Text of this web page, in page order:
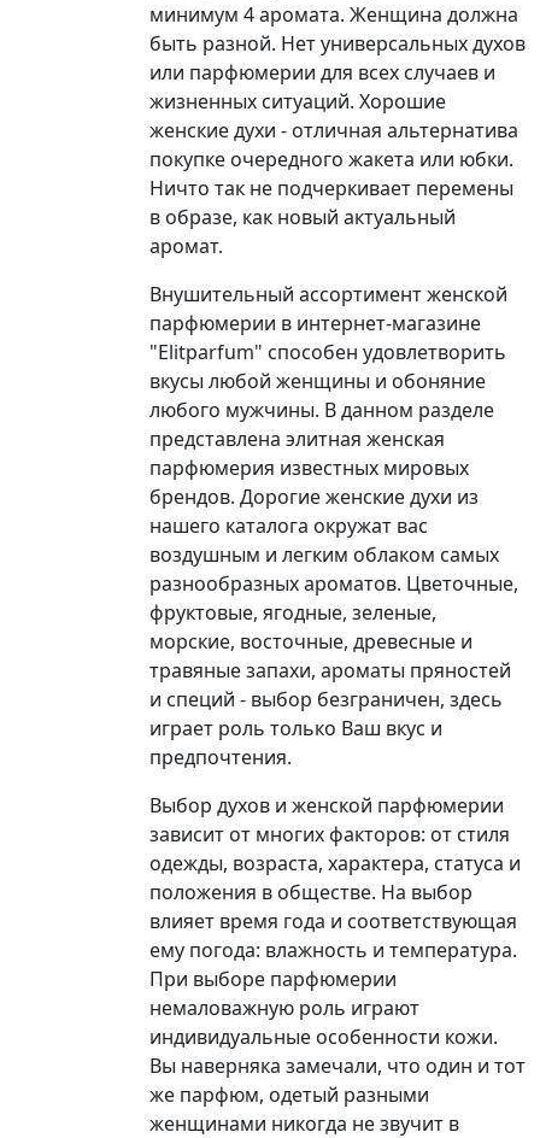
минимум 4 аромата. Женщина должна
быть разной. Нет универсальных духов
или парфюмерии для всех случаев и
жизненных ситуаций. Хорошие
женские духи - отличная альтернатива
покупке очередного жакета или юбки.
Ничто так не подчеркивает перемены
в образе, как новый актуальный
аромат.
Внушительный ассортимент женской
парфюмерии в интернет-магазине
"Elitparfum" способен удовлетворить
вкусы любой женщины и обоняние
любого мужчины. В данном разделе
представлена элитная женская
парфюмерия известных мировых
брендов. Дорогие женские духи из
нашего каталога окружат вас
воздушным и легким облаком самых
разнообразных ароматов. Цветочные,
фруктовые, ягодные, зеленые,
морские, восточные, древесные и
травяные запахи, ароматы пряностей
и специй - выбор безграничен, здесь
играет роль только Ваш вкус и
предпочтения.
Выбор духов и женской парфюмерии
зависит от многих факторов: от стиля
одежды, возраста, характера, статуса и
положения в обществе. На выбор
влияет время года и соответствующая
ему погода: влажность и температура.
При выборе парфюмерии
немаловажную роль играют
индивидуальные особенности кожи.
Вы наверняка замечали, что один и тот
же парфюм, одетый разными
женщинами никогда не звучит в